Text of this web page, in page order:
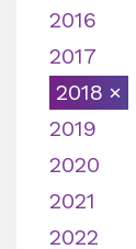
2016
2017
2018
2019
2020
2021
2022